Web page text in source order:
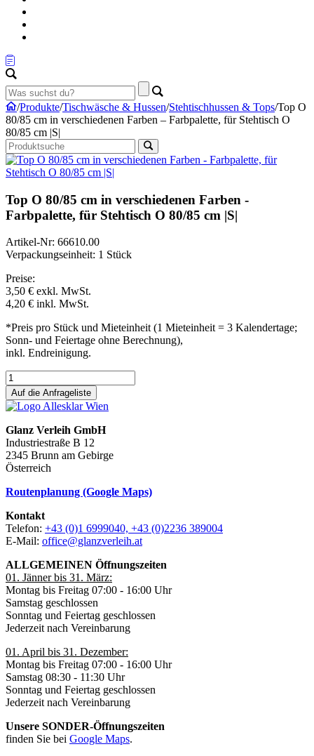
/Produkte/Tischwäsche & Hussen/Stehtischhussen & Tops/Top O
80/85 cm in verschiedenen Farben – Farbpalette, für Stehtisch O
80/85 cm |S|
Top O 80/85 cm in verschiedenen Farben -
Farbpalette, für Stehtisch O 80/85 cm |S|
Artikel-Nr: 66610.00
Verpackungseinheit: 1 Stück
Preise:
3,50 € exkl. MwSt.
4,20 € inkl. MwSt.
*Preis pro Stück und Mieteinheit (1 Mieteinheit = 3 Kalendertage;
Sonn- und Feiertage ohne Berechnung),
inkl. Endreinigung.
Auf die Anfrageliste
Glanz Verleih GmbH
Industriestraße B 12
2345 Brunn am Gebirge
Österreich
Routenplanung (Google Maps)
Kontakt
Telefon: +43 (0)1 6999040, +43 (0)2236 389004
E-Mail: office@glanzverleih.at
ALLGEMEINEN Öffnungszeiten
01. Jänner bis 31. März:
Montag bis Freitag 07:00 - 16:00 Uhr
Samstag geschlossen
Sonntag und Feiertag geschlossen
Jederzeit nach Vereinbarung
01. April bis 31. Dezember:
Montag bis Freitag 07:00 - 16:00 Uhr
Samstag 08:30 - 11:30 Uhr
Sonntag und Feiertag geschlossen
Jederzeit nach Vereinbarung
Unsere SONDER-Öffnungszeiten
finden Sie bei Google Maps.